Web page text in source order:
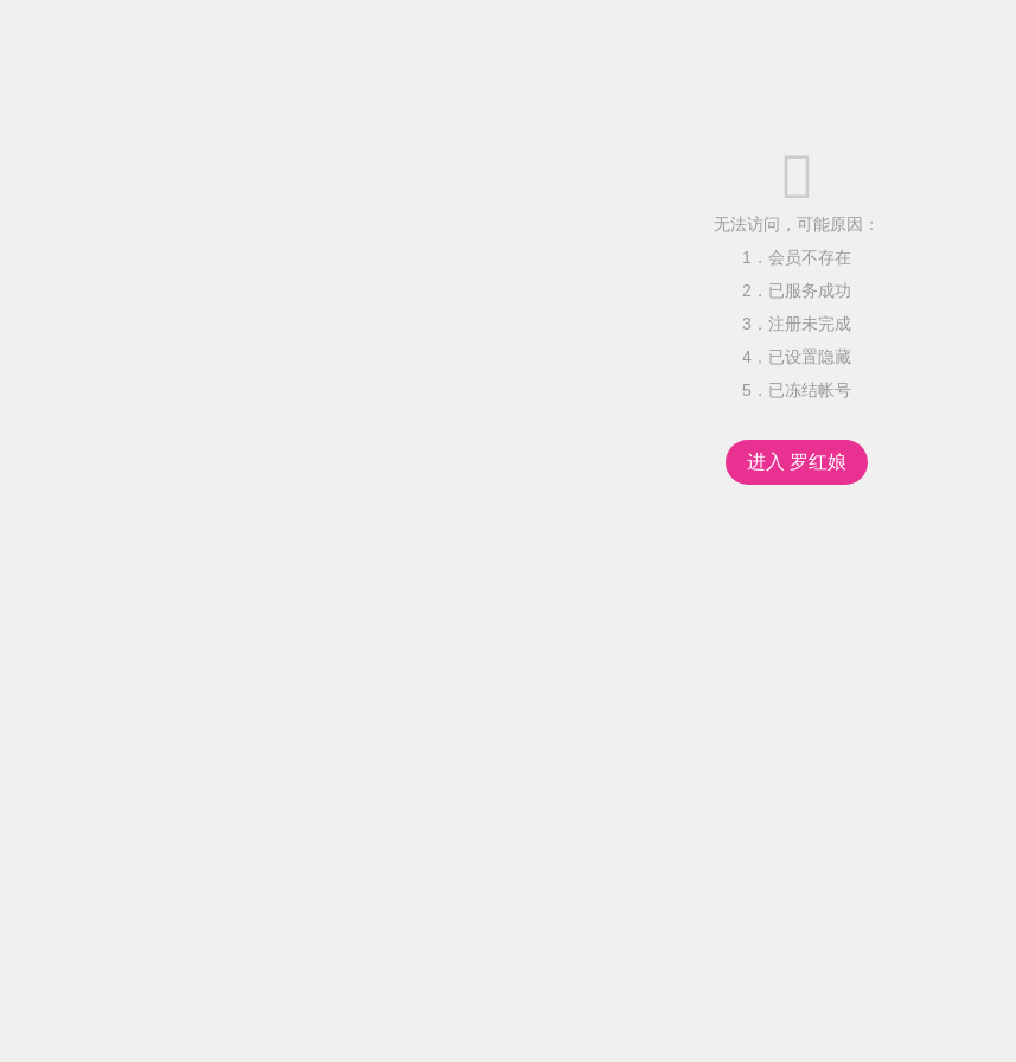

无法访问，可能原因：
1．会员不存在
2．已服务成功
3．注册未完成
4．已设置隐藏
5．已冻结帐号
进入 罗红娘